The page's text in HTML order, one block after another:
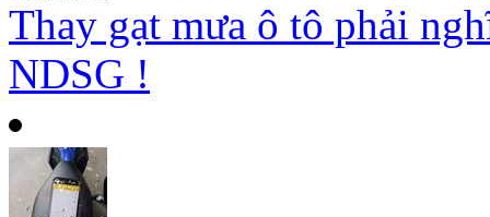
Thay gạt mưa ô tô phải
NDSG !